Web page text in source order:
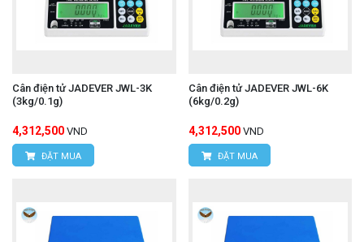
Cân điện tử JADEVER JWL-3K
(3kg/0.1g)
4,312,500 VND
ĐẶT MUA
Cân điện tử JADEVER JWL-6K
(6kg/0.2g)
4,312,500 VND
ĐẶT MUA